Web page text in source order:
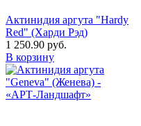
Актинидия аргута "Hardy
Red" (Харди Рэд)
1 250.90 руб.
В корзину